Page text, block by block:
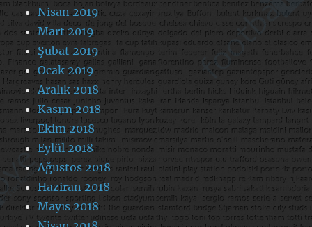
Nisan 2019
Mart 2019
Şubat 2019
Ocak 2019
Aralık 2018
Kasım 2018
Ekim 2018
Eylül 2018
Ağustos 2018
Haziran 2018
Mayıs 2018